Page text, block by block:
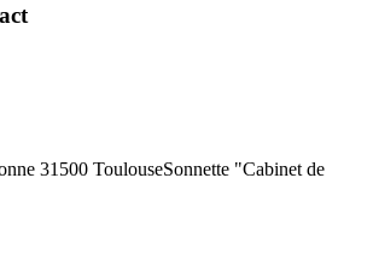
31500 ToulouseSonnette "Cabinet de